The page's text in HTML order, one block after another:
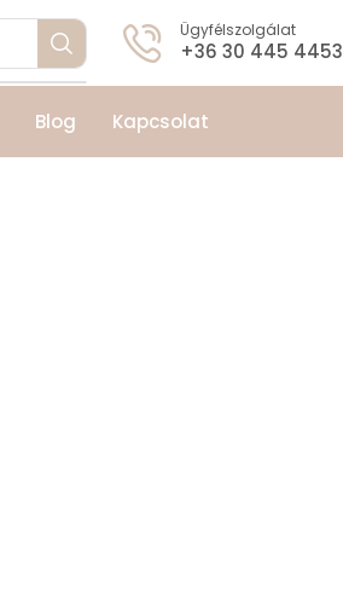
Ügyfélszolgálat
+36 30 445 4453
Blog Kapcsolat